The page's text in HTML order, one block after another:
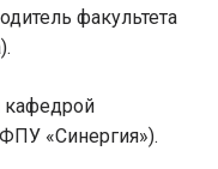
факультета
«Синергия»).